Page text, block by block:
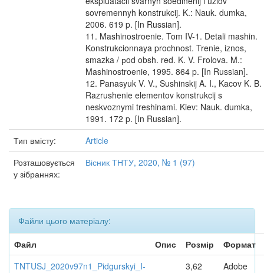
sovremennyh konstrukcij. K.: Nauk. dumka,
2006. 619 p. [In Russian].
11. Mashinostroenie. Tom IV-1. Detali mashin.
Konstrukcionnaya prochnost. Trenie, iznos,
smazka / рod obsh. red. K. V. Frolova. M.:
Mashinostroenie, 1995. 864 p. [In Russian].
12. Panasyuk V. V., Sushinskij A. I., Kacov K. B.
Razrushenie elementov konstrukcij s
neskvoznymi treshinami. Kiev: Nauk. dumka,
1991. 172 p. [In Russian].
Тип вмісту:
Article
Розташовується
у зібраннях:
Вісник ТНТУ, 2020, № 1 (97)
Файли цього матеріалу:
Файл
Опис Розмір
Формат
TNTUSJ_2020v97n1_Pidgurskyi_I-
3,62
Adobe